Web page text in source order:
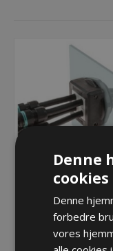
forskruning
84,86 kr.
Lager: 20 på
Denne
cookies
Denne
forbedre
vores